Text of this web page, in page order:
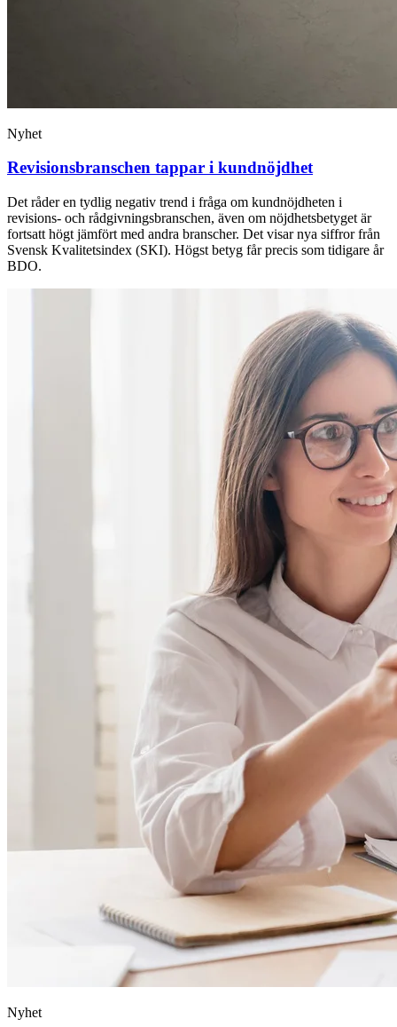
Nyhet
Revisionsbranschen tappar i kundnöjdhet
Det råder en tydlig negativ trend i fråga om kundnöjdheten i
revisions- och rådgivningsbranschen, även om nöjdhetsbetyget är
fortsatt högt jämfört med andra branscher. Det visar nya siffror från
Svensk Kvalitetsindex (SKI). Högst betyg får precis som tidigare år
BDO.
Nyhet